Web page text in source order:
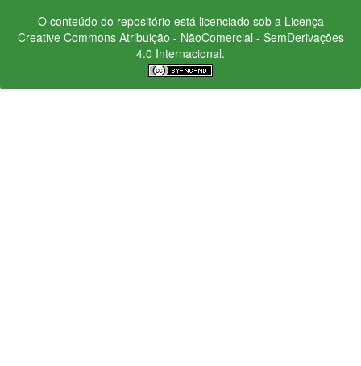
O conteúdo do repositório está licenciado sob a Licença
Creative CommonsAtribuição - NãoComercial - SemDerivações
4.0 Internacional.